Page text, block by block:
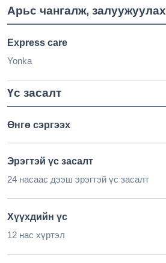
Арьс чангалж, залуужуулах
Express care
Yonka
Үс засалт
Өнгө сэргээх
Эрэгтэй үс засалт
24 насаас дээш эрэгтэй үс засалт
Хүүхдийн үс
12 нас хүртэл